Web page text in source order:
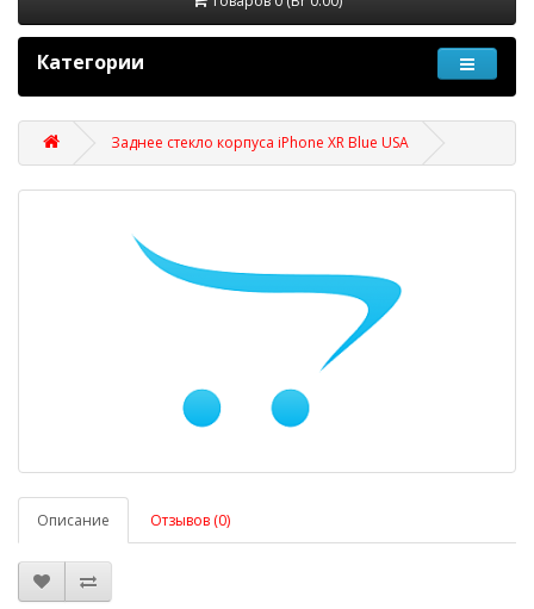
Категории
Заднее стекло корпуса iPhone XR Blue USA
Описание Отзывов (0)